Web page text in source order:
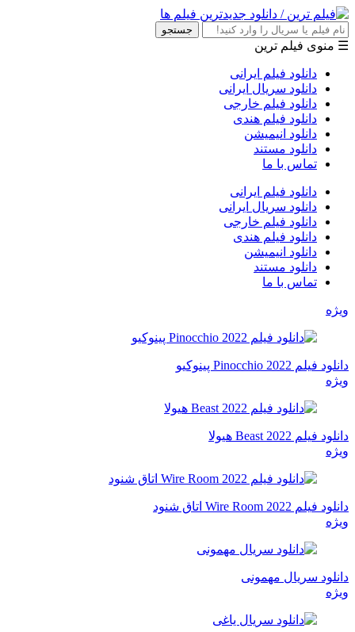
جستجو
☰ منوی فیلم ترین
دانلود فیلم ایرانی
دانلود سریال ایرانی
دانلود فیلم خارجی
دانلود فیلم هندی
دانلود انیمیشن
دانلود مستند
تماس با ما
دانلود فیلم ایرانی
دانلود سریال ایرانی
دانلود فیلم خارجی
دانلود فیلم هندی
دانلود انیمیشن
دانلود مستند
تماس با ما
ویژه
دانلود فیلم Pinocchio 2022 پینوکیو
ویژه
دانلود فیلم Beast 2022 هیولا
ویژه
دانلود فیلم Wire Room 2022 اتاق شنود
ویژه
دانلود سریال مهمونی
ویژه